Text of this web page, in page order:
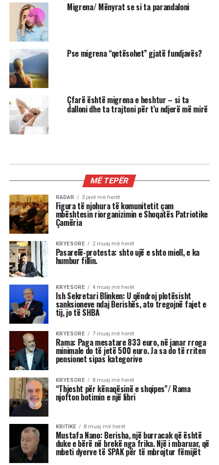
Migrena/ Mënyrat se si ta parandaloni
Pse migrena “qetësohet” gjatë fundjavës?
Çfarë është migrena e heshtur – si ta
dalloni dhe ta trajtoni për t’u ndjerë më mirë
3 shenjat më xheloze të horoskopit
Astrologjia tregon se disa shenja të zodiakut
janë më të prirura të përjetojnë xhelozi, për
shkak të pasigurisë, krenarisë ose nevojës së
fortë për njohje.
Kjo dinamikë shpesh sjell tensione dhe konflikte,
si në jetën personale, ashtu edhe në atë
profesionale.
Më poshtë janë tre shenjat e zodiakut që
konsiderohen më xheloze:
Akrepi
I njohur për intensitetin e tij emocional, akrepi
shpesh konkurron në heshtje. Kur ndjen se është